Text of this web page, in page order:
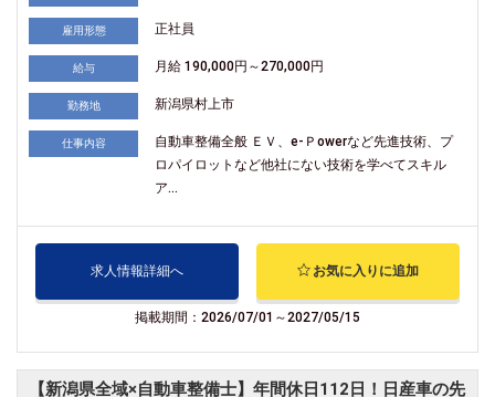
雇用形態 正社員
給与 月給 190,000円～270,000円
勤務地 新潟県村上市
仕事内容
自動車整備全般 ＥＶ、e-Ｐowerなど先進技術、プ
ロパイロットなど他社にない技術を学べてスキル
ア...
求人情報詳細へ お気に入りに追加
掲載期間：2026/07/01～2027/05/15
【新潟県全域×自動車整備士】年間休日112日！日産車の先